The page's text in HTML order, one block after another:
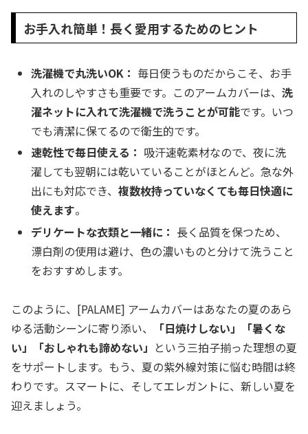
お手入れ簡単！長く愛用するためのヒント
洗濯機で丸洗いOK： 毎日使うものだからこそ、お手
入れのしやすさも重要です。このアームカバーは、洗
濯ネットに入れて洗濯機で洗うことが可能です。いつ
でも清潔に保てるので衛生的です。
速乾性で毎日使える： 吸汗速乾素材なので、夜に洗
濯しても翌朝には乾いていることがほとんど。急な外
出にも対応でき、複数枚持っていなくても毎日快適に
使えます。
デリケートな衣類と一緒に： 長く品質を保つため、
漂白剤の使用は避け、色の濃いものと分けて洗うこと
をおすすめします。
このように、[PALAME] アームカバーはあなたの夏のあら
ゆる活動シーンに寄り添い、
「日焼けしない」「暑くな
い」「おしゃれも諦めない」 という三拍子揃った理想の夏
をサポートします。もう、夏の紫外線対策に悩む時間は終
わりです。スマートに、そしてエレガントに、新しい夏を
迎えましょう。